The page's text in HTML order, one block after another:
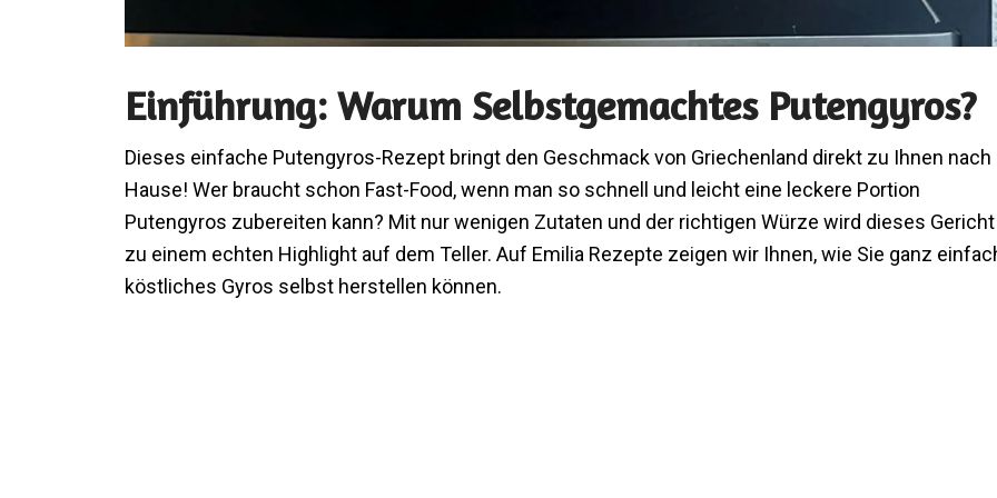
Einführung: Warum Selbstgemachtes Putengyros?
Dieses einfache Putengyros-Rezept bringt den Geschmack von Griechenland direkt zu Ihnen nach
Hause! Wer braucht schon Fast-Food, wenn man so schnell und leicht eine leckere Portion
Putengyros zubereiten kann? Mit nur wenigen Zutaten und der richtigen Würze wird dieses Gericht
zu einem echten Highlight auf dem Teller. Auf Emilia Rezepte zeigen wir Ihnen, wie Sie ganz
köstliches Gyros selbst herstellen können.